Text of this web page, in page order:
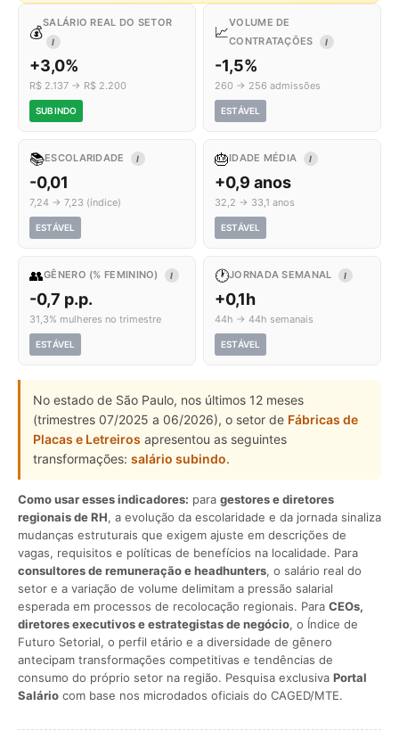
💰
SALÁRIO REAL DO SETOR
I
+3,0%
R$ 2.137 → R$ 2.200
SUBINDO
📈
VOLUME DE
CONTRATAÇÕES
I
-1,5%
260 → 256 admissões
ESTÁVEL
📚ESCOLARIDADE I
-0,01
7,24 → 7,23 (índice)
ESTÁVEL
🎂IDADE MÉDIA I
+0,9 anos
32,2 → 33,1 anos
ESTÁVEL
👥GÊNERO (% FEMININO) I
-0,7 p.p.
31,3% mulheres no trimestre
ESTÁVEL
🕐JORNADA SEMANAL I
+0,1h
44h → 44h semanais
ESTÁVEL
No estado de São Paulo, nos últimos 12 meses
(trimestres 07/2025 a 06/2026), o setor de Fábricas de
Placas e Letreiros apresentou as seguintes
transformações: salário subindo.
Como usar esses indicadores: para gestores e diretores
regionais de RH, a evolução da escolaridade e da jornada sinaliza
mudanças estruturais que exigem ajuste em descrições de
vagas, requisitos e políticas de benefícios na localidade. Para
consultores de remuneração e headhunters, o salário real do
setor e a variação de volume delimitam a pressão salarial
esperada em processos de recolocação regionais. Para CEOs,
diretores executivos e estrategistas de negócio, o Índice de
Futuro Setorial, o perfil etário e a diversidade de gênero
antecipam transformações competitivas e tendências de
consumo do próprio setor na região. Pesquisa exclusiva Portal
Salário com base nos microdados oficiais do CAGED/MTE.